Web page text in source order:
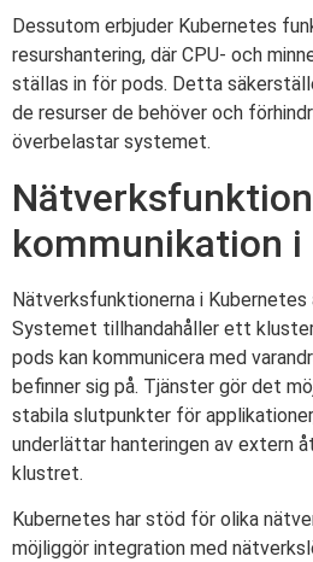
Dessutom erbjuder Kubernetes
resurshantering, där CPU- och
ställas in för pods. Detta
de resurser de behöver och
överbelastar systemet.
kommunikation i
Nätverksfunktionerna i Kubernetes
Systemet tillhandahåller ett
pods kan kommunicera med
befinner sig på. Tjänster gör det
stabila slutpunkter för
underlättar hanteringen av extern
klustret.
Kubernetes har stöd för olika
möjliggör integration med